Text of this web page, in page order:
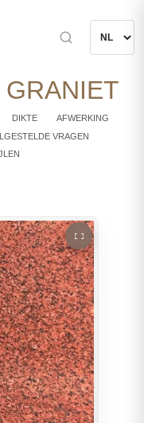
DIKTE
AFWERKING
VRAGEN